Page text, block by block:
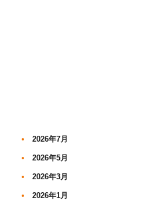
2026年7月
2026年5月
2026年3月
2026年1月